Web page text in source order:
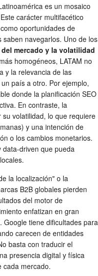
es un mosaico
carácter multifacético
oportunidades de
navegarlos. Uno de los
mercado y la volatilidad
homogéneos, LATAM no
y la relevancia de las
país a otro. Por ejemplo,
donde la planificación SEO
En contraste, la
volatilidad, lo que requiere
y una intención de
o los cambios monetarios.
driven que pueda
la localización" o la
B2B globales pierden
del motor de
enfatizan en gran
Google tiene dificultades para
carecen de entidades
basta con traducir el
presencia digital y física
cada mercado.